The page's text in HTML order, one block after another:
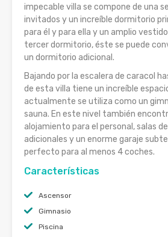
impecable villa se compone de una
invitados y un increíble dormitorio
para él y para ella y un amplio
tercer dormitorio, éste se puede
un dormitorio adicional.
Bajando por la escalera de caracol
de esta villa tiene un increíble
actualmente se utiliza como un
sauna. En este nivel también
alojamiento para el personal, salas
adicionales y un enorme garaje
perfecto para al menos 4 coches.
Características
Ascensor
Gimnasio
Piscina